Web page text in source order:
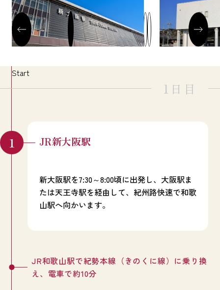
Start
1日目
JR新大阪駅
新大阪駅を7:30～8:00頃に出発し、大阪駅ま
たは天王寺駅を経由して、紀州路快速で和歌
山駅へ向かいます。
JR和歌山駅で紀勢本線（きのくに線）に乗り換
え、電車で約10分